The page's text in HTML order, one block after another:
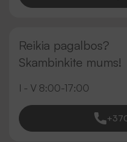
Reikia pagalbos?
Skambinkite mums!
I - V 8:00-17:00